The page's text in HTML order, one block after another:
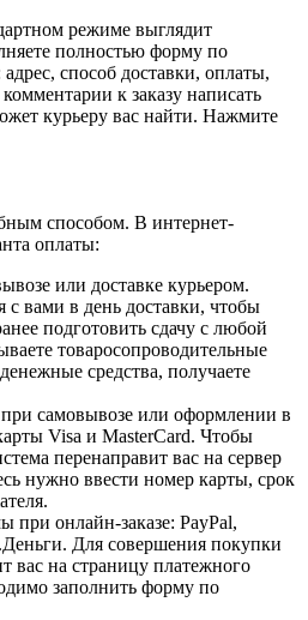
режиме выглядит
полностью форму по
способ доставки, оплаты,
к заказу написать
курьеру вас найти. Нажмите
способом. В интернет-
оплаты:
или доставке курьером.
с вами в день доставки, чтобы
подготовить сдачу с любой
товаросопроводительные
средства, получаете
самовывозе или оформлении в
Visa и MasterCard. Чтобы
перенаправит вас на сервер
нужно ввести номер карты, срок
при онлайн-заказе: PayPal,
Для совершения покупки
вас на страницу платежного
заполнить форму по